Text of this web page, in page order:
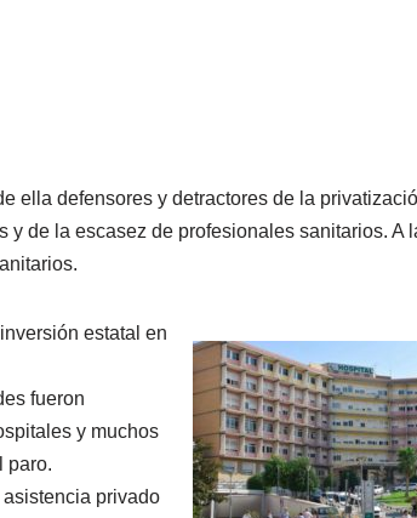
ella defensores y detractores de la
de la escasez de profesionales sanitarios. A
estatal en
fueron
y muchos
paro.
privado